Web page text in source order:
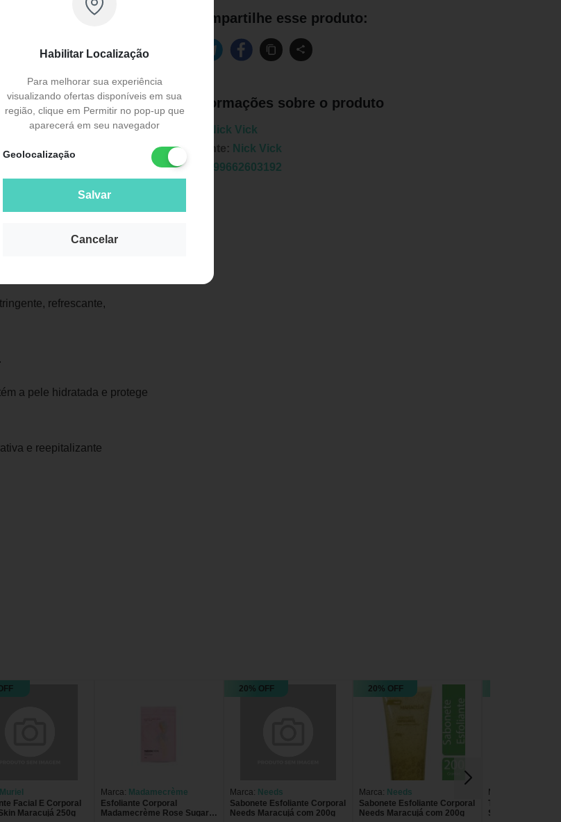
Habilitar Localização
Para melhorar sua experiência
visualizando ofertas disponíveis em sua
região, clique em Permitir no pop-up que
aparecerá em seu navegador
Geolocalização
Salvar
Cancelar
refrescante,
a pele hidratada e protege
e reepitalizante
Compartilhe esse produto:
Informações sobre o produto
Nick Vick
Fabricante: Nick Vick
EAN:
7899662603192
Muriel
Facial E Corporal
Maracujá 250g
Marca: Madamecrème
Esfoliante Corporal
Madamecrème Rose Sugar
20% OFF
Marca: Needs
Sabonete Esfoliante Corporal
Needs Maracujá com 200g
20% OFF
Marca: Needs
Sabonete Esfoliante Corporal
Needs Maracujá com 200g
Marca:
Tree Hut Tropical
Shea Sugar Scrub